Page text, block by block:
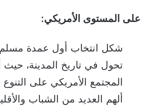
على المستوى الأمريكي:
شكل انتخاب أول عمدة مسلم
تحول في تاريخ المدينة، حيث
المجتمع الأمريكي على التنوع
ألهم العديد من الشباب